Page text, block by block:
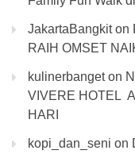
JakartaBangkiton
RAIH OMSET
kulinerbangeton
VIVERE HOTEL
HARI
kopi_dan_seni on